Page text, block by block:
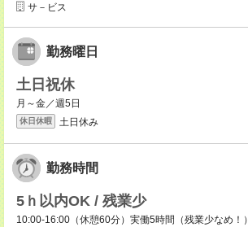
サ－ビス
勤務曜日
土日祝休
月～金／週5日
休日休暇 土日休み
勤務時間
5ｈ以内OK / 残業少
10:00-16:00（休憩60分）実働5時間（残業少なめ！）